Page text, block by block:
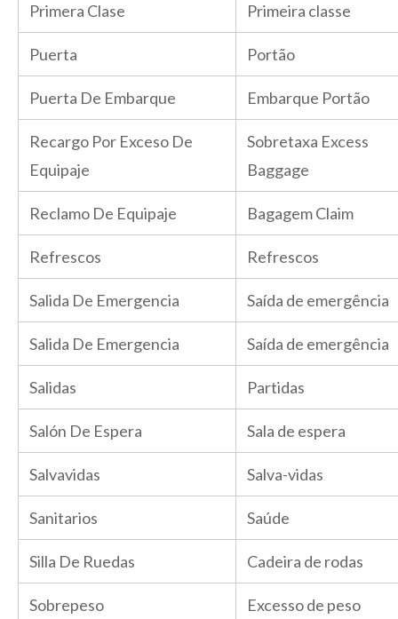
Primera Clase Primeira classe
Puerta Portão
Puerta De Embarque Embarque Portão
Recargo Por Exceso De
Equipaje
Sobretaxa Excess
Baggage
Reclamo De Equipaje Bagagem Claim
Refrescos Refrescos
Salida De Emergencia Saída de emergência
Salida De Emergencia Saída de emergência
Salidas Partidas
Salón De Espera Sala de espera
Salvavidas Salva-vidas
Sanitarios Saúde
Silla De Ruedas Cadeira de rodas
Sobrepeso Excesso de peso